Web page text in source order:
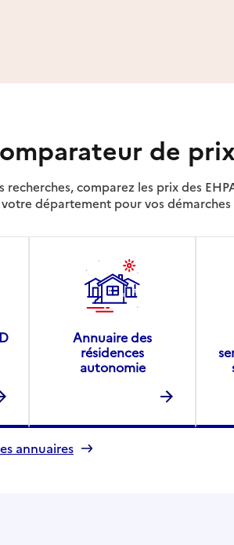
de prix
comparez les prix des
département pour vos démarches
Annuaire des
résidences
autonomie
annuaires